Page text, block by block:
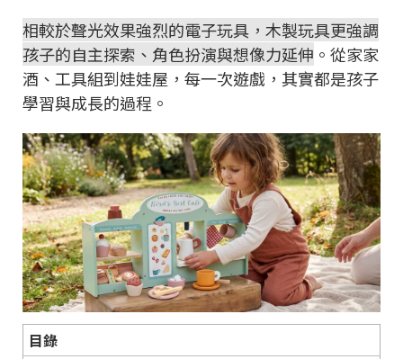
相較於聲光效果強烈的電子玩具，木製玩具更強調
孩子的自主探索、角色扮演與想像力延伸 。從家家
酒、工具組到娃娃屋，每一次遊戲，其實都是孩子
學習與成長的過程。
目錄